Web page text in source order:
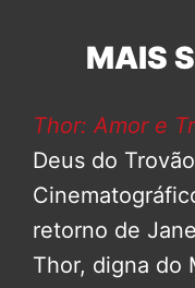
MAIS
Thor: Amor e
Deus do
retorno de
Thor, digna do